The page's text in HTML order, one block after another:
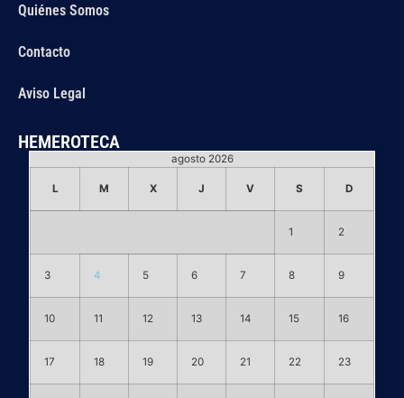
Quiénes Somos
Contacto
Aviso Legal
HEMEROTECA
agosto 2026
L M X J V S D
1 2
3 4 5 6 7 8 9
10 11 12 13 14 15 16
17 18 19 20 21 22 23